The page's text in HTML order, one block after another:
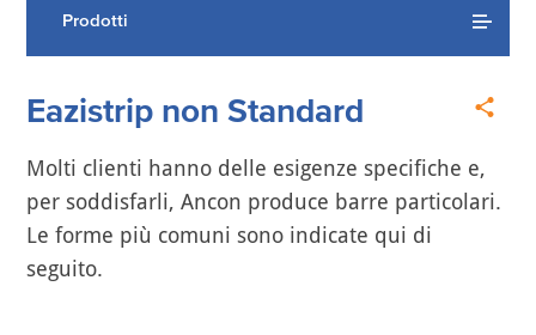
Prodotti
Eazistrip non Standard
Molti clienti hanno delle esigenze specifiche e,
per soddisfarli, Ancon produce barre particolari.
Le forme più comuni sono indicate qui di
seguito.